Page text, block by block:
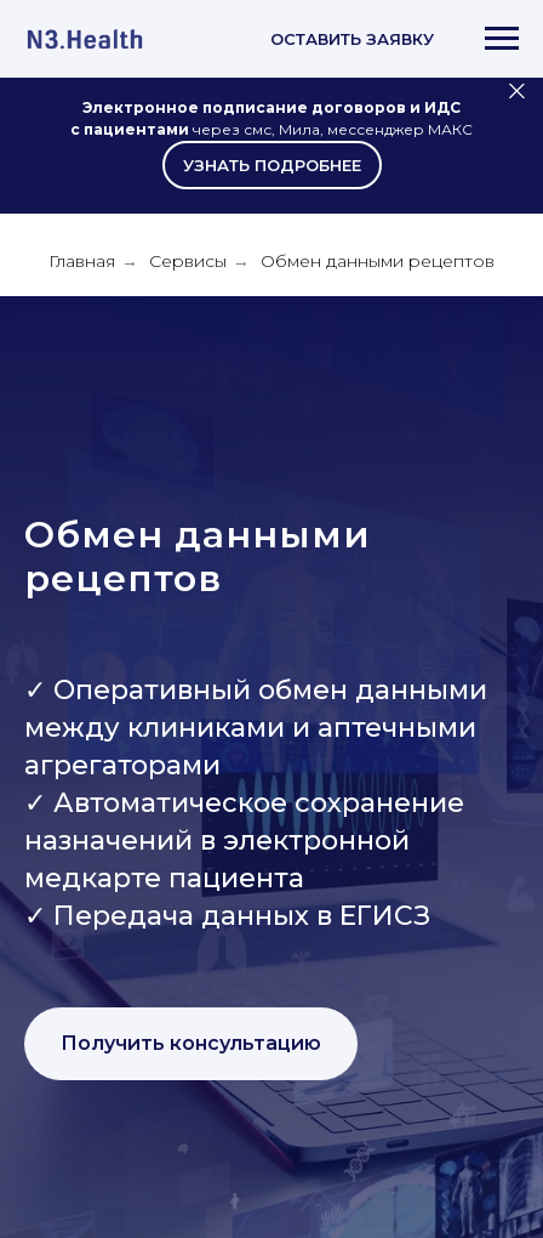
Электронное подписание договоров и ИДС
с пациентами через смс, Мила, мессенджер МАКС
УЗНАТЬ ПОДРОБНЕЕ
ОСТАВИТЬ ЗАЯВКУ
Главная → Сервисы → Обмен данными рецептов
Обмен данными
рецептов
✓ Оперативный обмен данными
между клиниками и аптечными
агрегаторами
✓ Автоматическое сохранение
назначений в электронной
медкарте пациента
✓ Передача данных в ЕГИСЗ
Получить консультацию